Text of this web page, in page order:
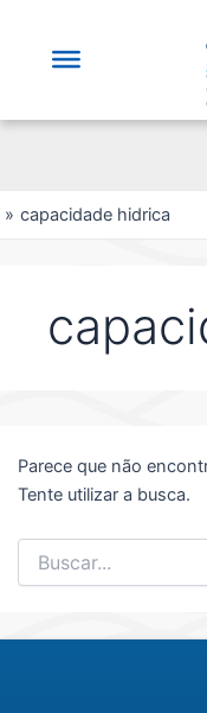
capacidade hidrica
Parece que não
Tente utilizar a busca.
Pesquisar
por: